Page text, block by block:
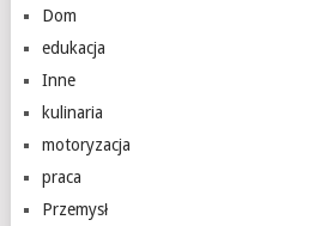
Dom
edukacja
Inne
kulinaria
motoryzacja
praca
Przemysł